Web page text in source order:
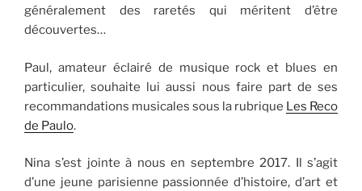
généralement des raretés qui méritent d’être
découvertes…
Paul, amateur éclairé de musique rock et blues en
particulier, souhaite lui aussi nous faire part de ses
recommandations musicales sous la rubrique Les Reco
de Paulo.
Nina s’est jointe à nous en septembre 2017. Il s’agit
d’une jeune parisienne passionnée d’histoire, d’art et